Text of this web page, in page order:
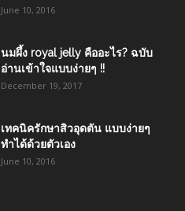
June 10, 2016
นมผึ้ง royal jelly คืออะไร? ฉบับ
อ่านเข้าใจแบบง่ายๆ !!
December 19, 2017
เทคนิครักษาสิวอุดตัน แบบง่ายๆ
ทำได้ด้วยตัวเอง
June 10, 2016